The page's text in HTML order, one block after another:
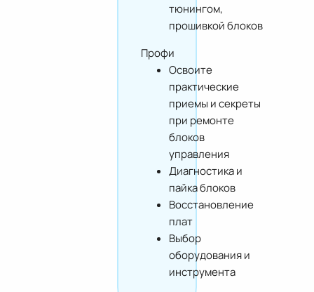
тюнингом,
прошивкой блоков
Профи
Освоите
практические
приемы и секреты
при ремонте
блоков
управления
Диагностика и
пайка блоков
Восстановление
плат
Выбор
оборудования и
инструмента